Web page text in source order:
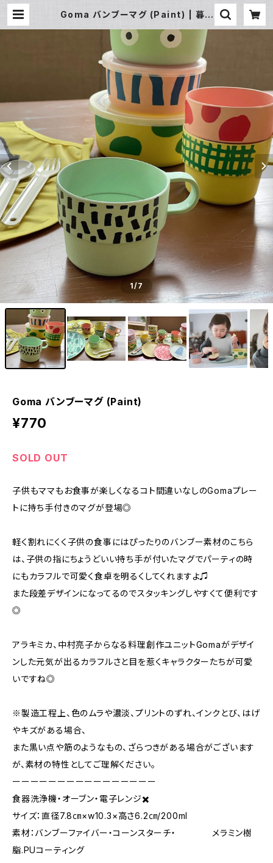
Goma バンブーマグ (Paint) | 暮ら
1/7
Goma バンブーマグ (Paint)
¥770
SOLD OUT
子供もママもお食事が楽しくなるコト間違いなしのGomaプレー
トに持ち手付きのマグが登場◎
軽く割れにくく子供の食事にはぴったりのバンブー素材のこちら
は、子供の指にちょうどいい持ち手が付いたマグでパーティの時
にもカラフルで可愛く食卓を明るくしてくれますよ♫
また段差デザインになってるのでスタッキングしやすくて便利です
◎
アラキミカ、中村亮子からなる料理創作ユニットGomaがデザイ
ンした元気が出るカラフルさと目を惹くキャラクターたちが可愛
いですね◎
※製造工程上、色のムラや濃淡、プリントのずれ、インクとび、はげ
やキズがある場合、
また黒い点や筋のようなもの、ざらつきがある場合がございます
が、素材の特性としてご理解ください。
ーーーーーーーーーーーーーーーー
食器洗浄機・オーブン・電子レンジ✖️
サイズ：直径7.8㎝×w10.3×高さ6.2㎝/200ml
素材：バンブーファイバー・コーンスターチ・ メラミン樹
脂.PUコーティング